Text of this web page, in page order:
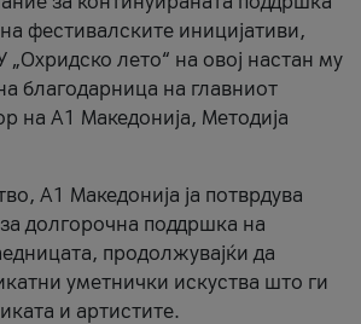
фестивалските иницијативи,
„Охридско лето“ на овој настан му
благодарница на главниот
на A1 Македонија, Методија
A1 Македонија ја потврдува
долгорочна поддршка на
продолжувајќи да
уметнички искуства што ги
и артистите.